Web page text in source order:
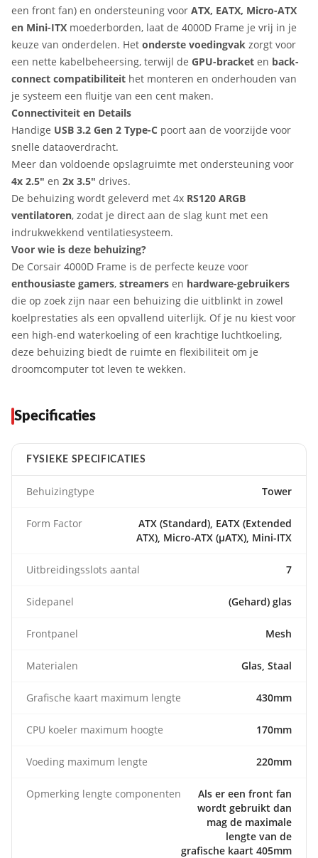
een front fan) en ondersteuning voor ATX, EATX, Micro-ATX
en Mini-ITX moederborden, laat de 4000D Frame je vrij in je
keuze van onderdelen. Het onderste voedingvak zorgt voor
een nette kabelbeheersing, terwijl de GPU-bracket en back-
connect compatibiliteit het monteren en onderhouden van
je systeem een fluitje van een cent maken.
Connectiviteit en Details
Handige USB 3.2 Gen 2 Type-C poort aan de voorzijde voor
snelle dataoverdracht.
Meer dan voldoende opslagruimte met ondersteuning voor
4x 2.5" en 2x 3.5" drives.
De behuizing wordt geleverd met 4x RS120 ARGB
ventilatoren, zodat je direct aan de slag kunt met een
indrukwekkend ventilatiesysteem.
Voor wie is deze behuizing?
De Corsair 4000D Frame is de perfecte keuze voor
enthousiaste gamers, streamers en hardware-gebruikers
die op zoek zijn naar een behuizing die uitblinkt in zowel
koelprestaties als een opvallend uiterlijk. Of je nu kiest voor
een high-end waterkoeling of een krachtige luchtkoeling,
deze behuizing biedt de ruimte en flexibiliteit om je
droomcomputer tot leven te wekken.
Specificaties
FYSIEKE SPECIFICATIES
Behuizingtype Tower
Form Factor
ATX (Standard), EATX (Extended
ATX), Micro-ATX (µATX), Mini-ITX
Uitbreidingsslots aantal 7
Sidepanel (Gehard) glas
Frontpanel Mesh
Materialen Glas, Staal
Grafische kaart maximum lengte 430mm
CPU koeler maximum hoogte 170mm
Voeding maximum lengte 220mm
Opmerking lengte componenten
Als er een front fan
wordt gebruikt dan
mag de maximale
lengte van de
grafische kaart 405mm